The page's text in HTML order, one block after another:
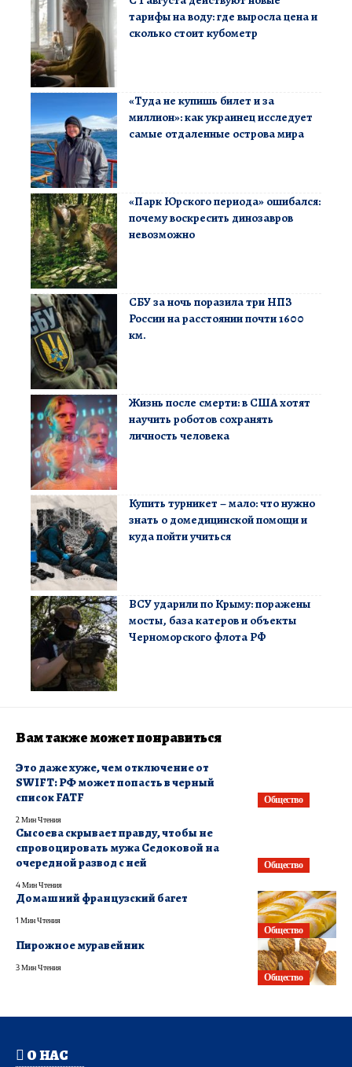
тарифы на воду: где выросла цена и
сколько стоит кубометр
«Туда не купишь билет и за
миллион»: как украинец исследует
самые отдаленные острова мира
«Парк Юрского периода» ошибался:
почему воскресить динозавров
невозможно
СБУ за ночь поразила три НПЗ
России на расстоянии почти 1600
км.
Жизнь после смерти: в США хотят
научить роботов сохранять
личность человека
Купить турникет – мало: что нужно
знать о домедицинской помощи и
куда пойти учиться
ВСУ ударили по Крыму: поражены
мосты, база катеров и объекты
Черноморского флота РФ
Вам также может понравиться
Общество
​Это даже хуже, чем отключение от
SWIFT: РФ может попасть в черный
список FATF
2 Мин Чтения
Общество
Сысоева скрывает правду, чтобы не
спровоцировать мужа Седоковой на
очередной развод с ней
4 Мин Чтения
Общество
Домашний французский багет
1 Мин Чтения
Общество
Пирожное муравейник
3 Мин Чтения
О НАС